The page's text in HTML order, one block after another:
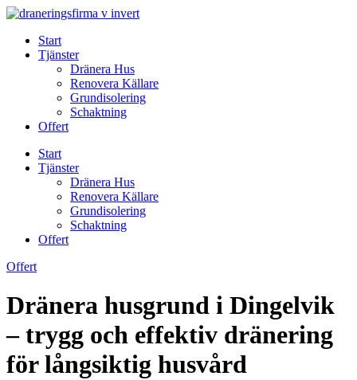
Skip
contentStart
Tjänster
Dränera Hus
Renovera Källare
Grundisolering
Schaktning
Offert
Start
Tjänster
Dränera Hus
Renovera Källare
Grundisolering
Schaktning
Offert
Offert
Dränera husgrund i Dingelvik
– trygg och effektiv dränering
för långsiktig husvård